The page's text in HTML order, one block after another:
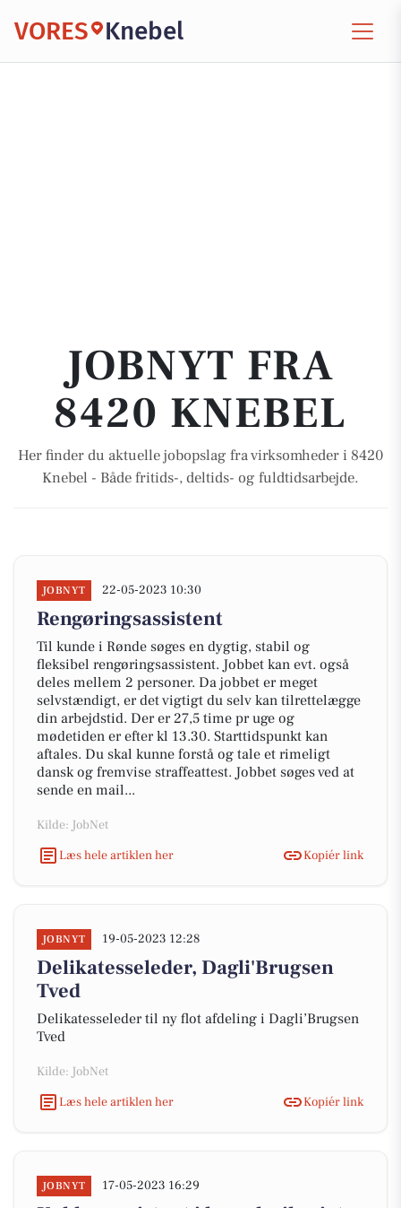
VORES Knebel
JOBNYT FRA
8420 KNEBEL
Her finder du aktuelle jobopslag fra virksomheder i 8420
Knebel - Både fritids-, deltids- og fuldtidsarbejde.
JOBNYT 22-05-2023 10:30
Rengøringsassistent
Til kunde i Rønde søges en dygtig, stabil og
fleksibel rengøringsassistent. Jobbet kan evt. også
deles mellem 2 personer. Da jobbet er meget
selvstændigt, er det vigtigt du selv kan tilrettelægge
din arbejdstid. Der er 27,5 time pr uge og
mødetiden er efter kl 13.30. Starttidspunkt kan
aftales. Du skal kunne forstå og tale et rimeligt
dansk og fremvise straffeattest. Jobbet søges ved at
sende en mail...
Kilde: JobNet
Læs hele artiklen her
Kopiér link
JOBNYT 19-05-2023 12:28
Delikatesseleder, Dagli'Brugsen
Tved
Delikatesseleder til ny flot afdeling i Dagli’Brugsen
Tved
Kilde: JobNet
Læs hele artiklen her
Kopiér link
JOBNYT 17-05-2023 16:29